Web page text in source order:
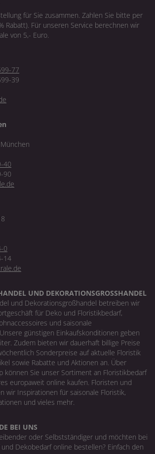
für Sie zusammen. Zahlen Sie bitte per
Rabatt). Für unseren Service berechnen wir
von 5,- Euro.
77
39
40
90
0
14
UND DEKORATIONSGROSSHANDEL
und Dekorationsgroßhandel betreiben wir
für Deko und Floristikbedarf,
und saisonale
günstigen Einkaufskonditionen geben
Zudem bieten wir dauerhaft billige Preise
Sonderpreise auf aktuelle Floristik
sowie Rabatte und Aktionen an. Über
können Sie unser Sortiment an Floristikbedarf
europaweit online kaufen. Floristen und
wir Inspirationen für saisonale Floristik,
und vieles mehr.
BEI UNS
oder Selbstständiger und möchten bei
Dekobedarf online bestellen? Einfach den